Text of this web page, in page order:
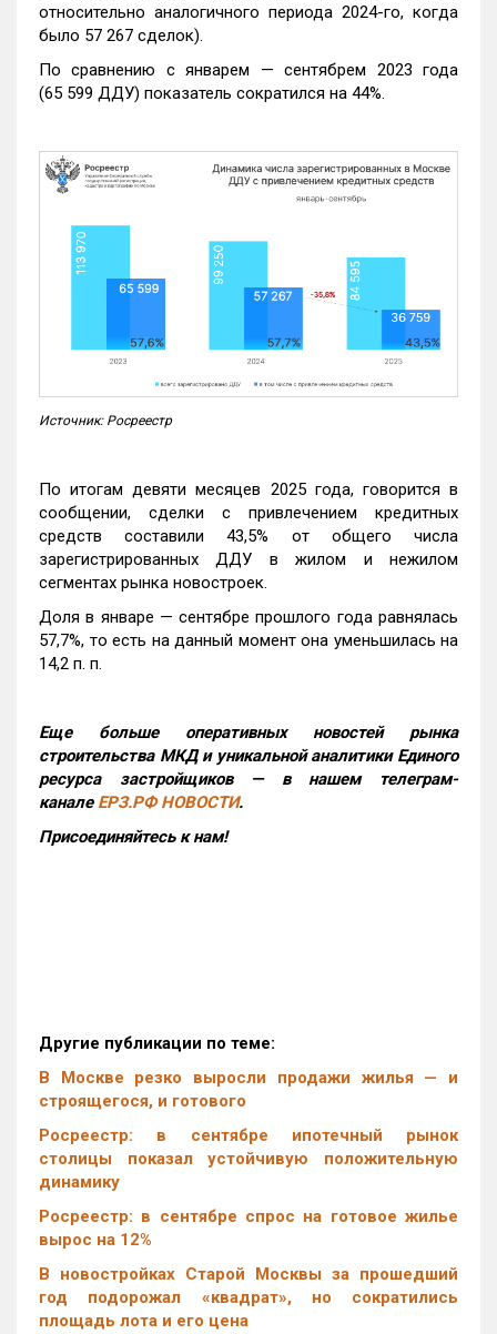
относительно аналогичного периода 2024-го, когда
было 57 267 сделок).
По сравнению с январем — сентябрем 2023 года
(65 599 ДДУ) показатель сократился на 44%.
Источник: Росреестр
По итогам девяти месяцев 2025 года, говорится в
сообщении, сделки с привлечением кредитных
средств составили 43,5% от общего числа
зарегистрированных ДДУ в жилом и нежилом
сегментах рынка новостроек.
Доля в январе — сентябре прошлого года равнялась
57,7%, то есть на данный момент она уменьшилась на
14,2 п. п.
Еще больше оперативных новостей рынка
строительства МКД и уникальной аналитики Единого
ресурса застройщиков — в нашем телеграм-
канале ЕРЗ.РФ НОВОСТИ.
Присоединяйтесь к нам!
Другие публикации по теме:
В Москве резко выросли продажи жилья — и
строящегося, и готового
Росреестр: в сентябре ипотечный рынок
столицы показал устойчивую положительную
динамику
Росреестр: в сентябре спрос на готовое жилье
вырос на 12%
В новостройках Старой Москвы за прошедший
год подорожал «квадрат», но сократились
площадь лота и его цена